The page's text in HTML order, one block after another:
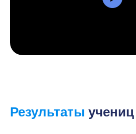
Результаты учениц